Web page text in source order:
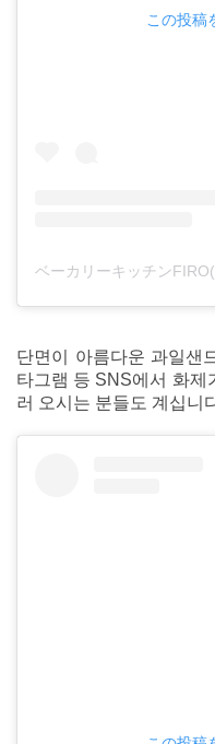
この投稿
단면이 아름다운 과일샌
타그램 등 SNS에서 화
러 오시는 분들도 계십니